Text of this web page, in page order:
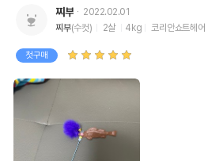
찌부
2022.02.01
찌부(수컷) 2살 4kg 코리안쇼트헤어
첫구매